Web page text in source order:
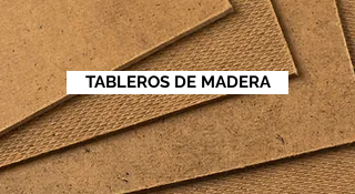
TABLEROS DE MADERA